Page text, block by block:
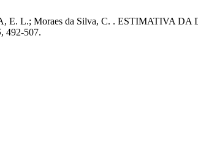
E. L.; Moraes da Silva, C. . ESTIMATIVA
, 492-507.